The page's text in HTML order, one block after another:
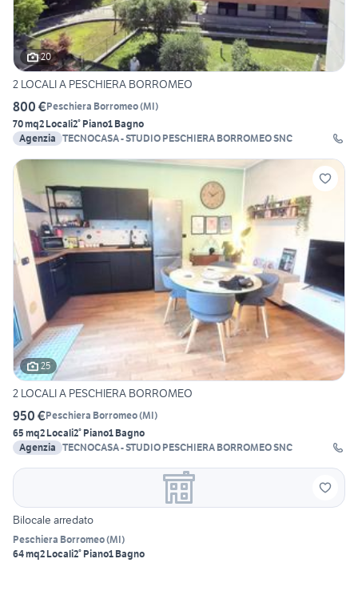
20
2 LOCALI A PESCHIERA BORROMEO
800 €Peschiera Borromeo(MI)
70 mq2 Locali2° Piano1 Bagno
Agenzia TECNOCASA - STUDIO PESCHIERA BORROMEO SNC
25
2 LOCALI A PESCHIERA BORROMEO
950 €Peschiera Borromeo(MI)
65 mq2 Locali2° Piano1 Bagno
Agenzia TECNOCASA - STUDIO PESCHIERA BORROMEO SNC
Bilocale arredato
Peschiera Borromeo(MI)
64 mq2 Locali2° Piano1 Bagno